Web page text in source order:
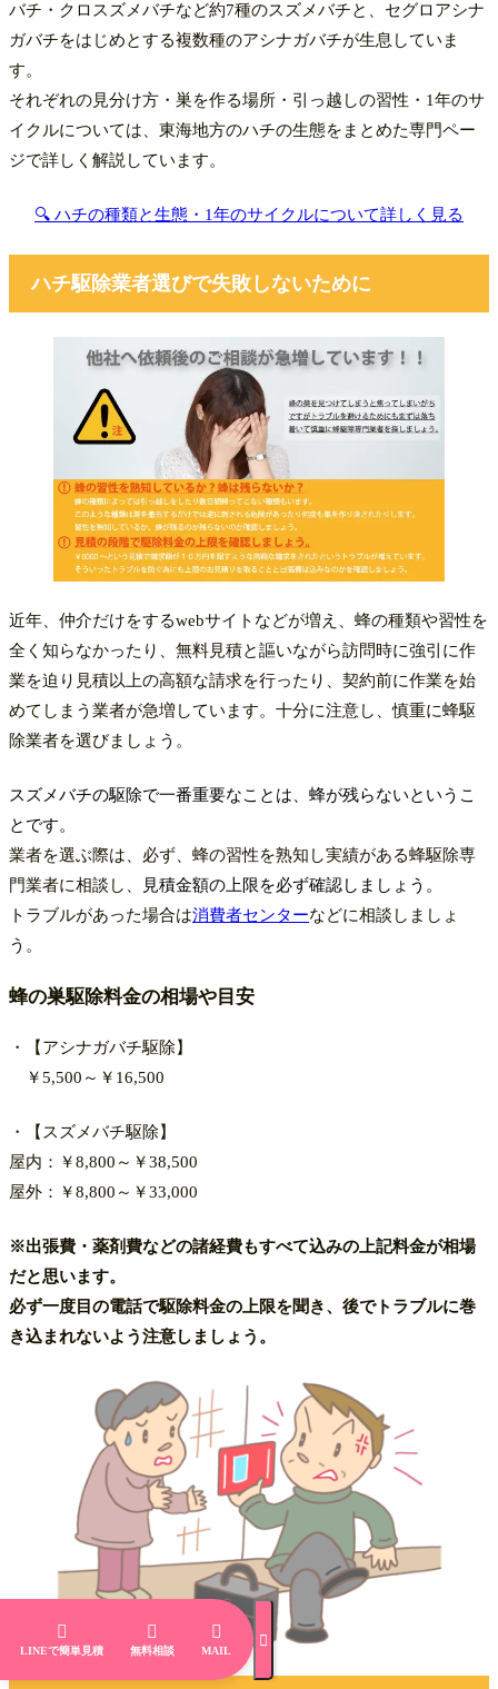
バチ・クロスズメバチなど約7種のスズメバチと、セグロアシナ
ガバチをはじめとする複数種のアシナガバチが生息していま
す。
それぞれの見分け方・巣を作る場所・引っ越しの習性・1年のサ
イクルについては、東海地方のハチの生態をまとめた専門ペー
ジで詳しく解説しています。
🔍 ハチの種類と生態・1年のサイクルについて詳しく見る
ハチ駆除業者選びで失敗しないために
近年、仲介だけをするwebサイトなどが増え、蜂の種類や習性を
全く知らなかったり、無料見積と謳いながら訪問時に強引に作
業を迫り見積以上の高額な請求を行ったり、契約前に作業を始
めてしまう業者が急増しています。十分に注意し、慎重に蜂駆
除業者を選びましょう。
スズメバチの駆除で一番重要なことは、蜂が残らないというこ
とです。
業者を選ぶ際は、必ず、蜂の習性を熟知し実績がある蜂駆除専
門業者に相談し、
見積金額の上限を必ず確認しましょう。
トラブルがあった場合は消費者センターなどに相談しましょ
う。
蜂の巣駆除料金の相場や目安
・【アシナガバチ駆除】
￥5,500～￥16,500
・【スズメバチ駆除】
屋内：￥8,800～￥38,500
屋外：￥8,800～￥33,000
※出張費・薬剤費などの諸経費もすべて込みの上記料金が相場
だと思います。
必ず一度目の電話で駆除料金の上限を聞き、後でトラブルに巻
き込まれないよう注意しましょう。

LINEで簡単見積

無料相談

MAIL
